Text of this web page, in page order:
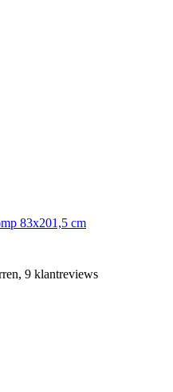
83x201,5 cm
9 klantreviews